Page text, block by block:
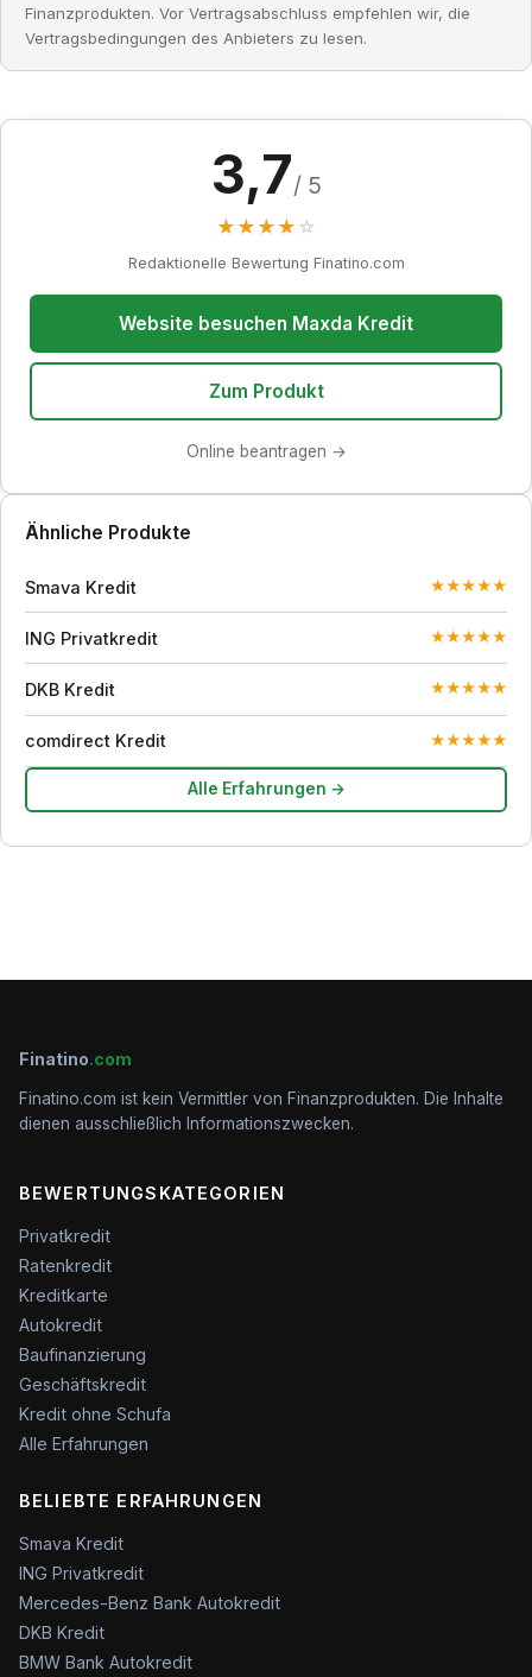
Finanzprodukten. Vor Vertragsabschluss empfehlen wir, die
Vertragsbedingungen des Anbieters zu lesen.
3,7/ 5
★ ★ ★ ★ ☆
Redaktionelle Bewertung Finatino.com
Website besuchen Maxda Kredit
Zum Produkt
Online beantragen →
Ähnliche Produkte
Smava Kredit ★★★★★
ING Privatkredit ★★★★★
DKB Kredit ★★★★★
comdirect Kredit ★★★★★
Alle Erfahrungen →
Finatino.com
Finatino.com ist kein Vermittler von Finanzprodukten. Die Inhalte
dienen ausschließlich Informationszwecken.
BEWERTUNGSKATEGORIEN
Privatkredit
Ratenkredit
Kreditkarte
Autokredit
Baufinanzierung
Geschäftskredit
Kredit ohne Schufa
Alle Erfahrungen
BELIEBTE ERFAHRUNGEN
Smava Kredit
ING Privatkredit
Mercedes-Benz Bank Autokredit
DKB Kredit
BMW Bank Autokredit